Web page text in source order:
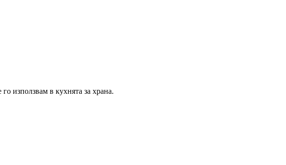
използвам в кухнята за храна.